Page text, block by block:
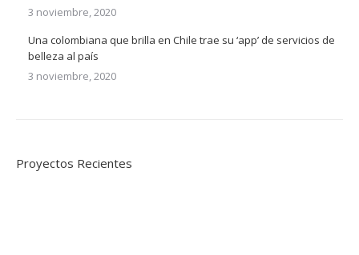
3 noviembre, 2020
Una colombiana que brilla en Chile trae su ‘app’ de servicios de
belleza al país
3 noviembre, 2020
Proyectos Recientes